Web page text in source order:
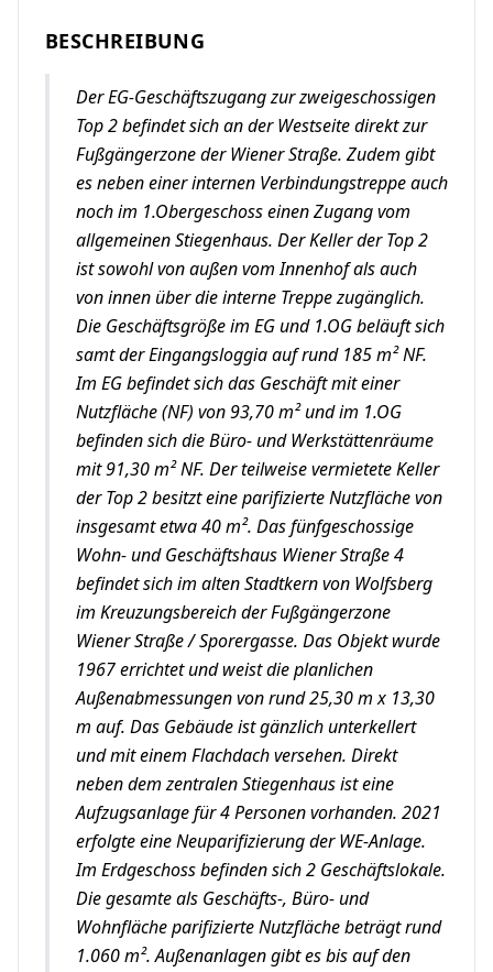
BESCHREIBUNG
Der EG-Geschäftszugang zur zweigeschossigen
Top 2 befindet sich an der Westseite direkt zur
Fußgängerzone der Wiener Straße. Zudem gibt
es neben einer internen Verbindungstreppe auch
noch im 1.Obergeschoss einen Zugang vom
allgemeinen Stiegenhaus. Der Keller der Top 2
ist sowohl von außen vom Innenhof als auch
von innen über die interne Treppe zugänglich.
Die Geschäftsgröße im EG und 1.OG beläuft sich
samt der Eingangsloggia auf rund 185 m² NF.
Im EG befindet sich das Geschäft mit einer
Nutzfläche (NF) von 93,70 m² und im 1.OG
befinden sich die Büro- und Werkstättenräume
mit 91,30 m² NF. Der teilweise vermietete Keller
der Top 2 besitzt eine parifizierte Nutzfläche von
insgesamt etwa 40 m². Das fünfgeschossige
Wohn- und Geschäftshaus Wiener Straße 4
befindet sich im alten Stadtkern von Wolfsberg
im Kreuzungsbereich der Fußgängerzone
Wiener Straße / Sporergasse. Das Objekt wurde
1967 errichtet und weist die planlichen
Außenabmessungen von rund 25,30 m x 13,30
m auf. Das Gebäude ist gänzlich unterkellert
und mit einem Flachdach versehen. Direkt
neben dem zentralen Stiegenhaus ist eine
Aufzugsanlage für 4 Personen vorhanden. 2021
erfolgte eine Neuparifizierung der WE-Anlage.
Im Erdgeschoss befinden sich 2 Geschäftslokale.
Die gesamte als Geschäfts-, Büro- und
Wohnfläche parifizierte Nutzfläche beträgt rund
1.060 m². Außenanlagen gibt es bis auf den